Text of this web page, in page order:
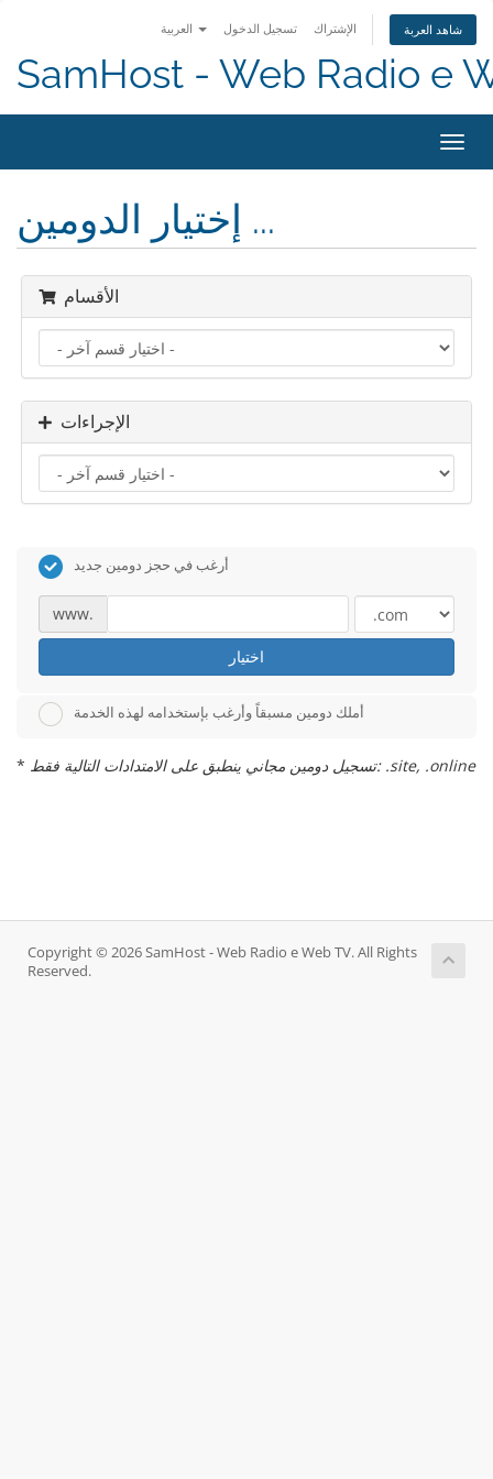
تسجيل الدخول الإشتراك شاهد العربة
SamHost - Web Radio e
إختيار الدومين ...
الأقسام
الإجراءات
أرغب في حجز دومين جديد
www.
اختيار
أملك دومين مسبقاً وأرغب بإستخدامه لهذه الخدمة
* تسجيل دومين مجاني ينطبق على الامتدادات التالية فقط: .site, .online
Copyright © 2026 SamHost - Web Radio e Web TV. All Rights
Reserved.